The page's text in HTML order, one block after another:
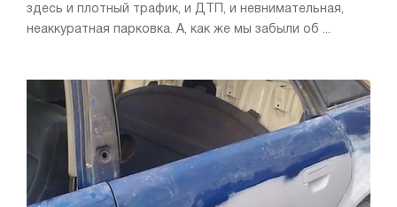
здесь и плотный трафик, и ДТП, и невнимательная,
неаккуратная парковка. А, как же мы забыли об ...